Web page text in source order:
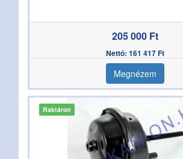
205 000 Ft
Nettó: 161 417 Ft
Megnézem
Raktáron